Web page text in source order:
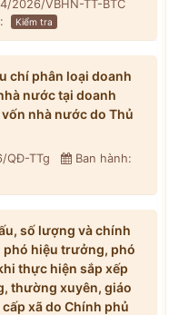
2026/VBHN-TT-BTC
Kiểm tra
chí phân loại doanh
nước tại doanh
nhà nước do Thủ
QĐ-TTg
Ban hành:
số lượng và chính
hiệu trưởng, phó
thực hiện sắp xếp
thường xuyên, giáo
xã do Chính phủ